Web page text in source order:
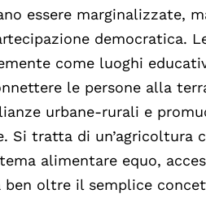
essere marginalizzate,
democratica.
come luoghi
le persone alla
urbane-rurali e
Si tratta di
alimentare equo,
ben oltre il semplice